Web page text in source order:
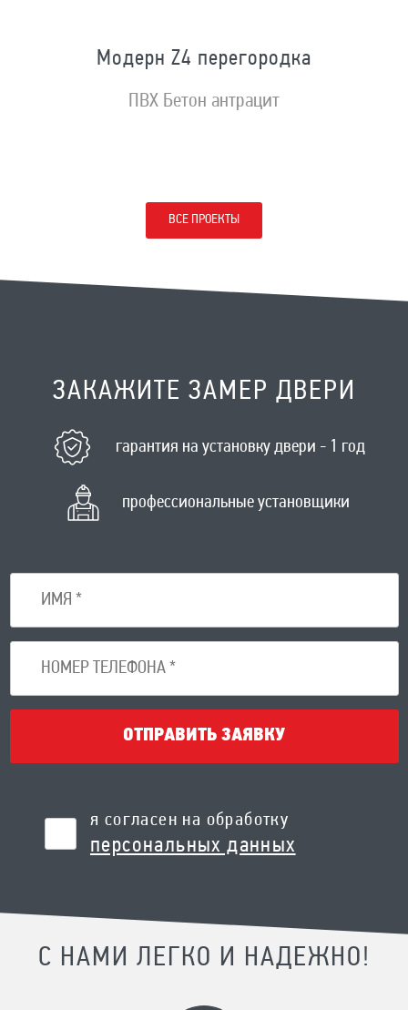
Модерн Z4 перегородка
ПВХ Бетон антрацит
ВСЕ ПРОЕКТЫ
ЗАКАЖИТЕ ЗАМЕР ДВЕРИ
гарантия на установку двери - 1 год
профессиональные установщики
ОТПРАВИТЬ ЗАЯВКУ
я согласен на обработку
персональных данных
С НАМИ ЛЕГКО И НАДЕЖНО!